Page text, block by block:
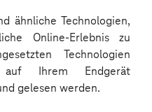
ähnliche Technologien,
Online-Erlebnis zu
Technologien
auf Ihrem Endgerät
gelesen werden.